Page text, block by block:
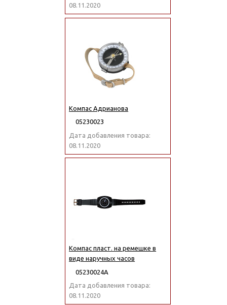
08.11.2020
Компас Адрианова
05230023
Дата добавления товара:
08.11.2020
Компас пласт. на ремешке в
виде наручных часов
05230024А
Дата добавления товара:
08.11.2020